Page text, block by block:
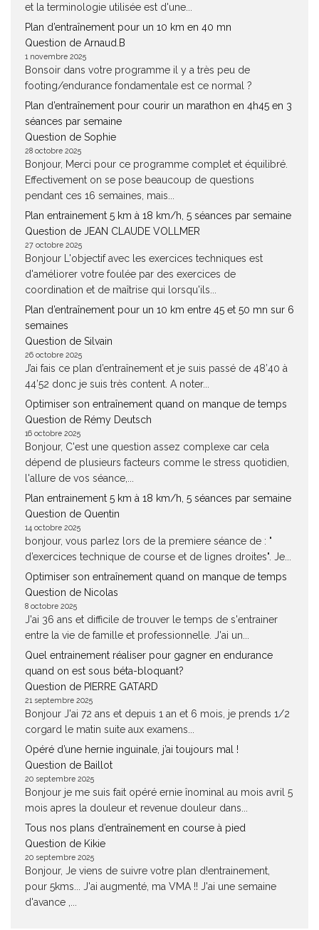
et la terminologie utilisée est d'une...
Plan d’entraînement pour un 10 km en 40 mn
Question de Arnaud.B
1 novembre 2025
Bonsoir dans votre programme il y a très peu de
footing/endurance fondamentale est ce normal ?
Plan d’entraînement pour courir un marathon en 4h45 en 3
séances par semaine
Question de Sophie
28 octobre 2025
Bonjour, Merci pour ce programme complet et équilibré.
Effectivement on se pose beaucoup de questions
pendant ces 16 semaines, mais...
Plan entrainement 5 km à 18 km/h, 5 séances par semaine
Question de JEAN CLAUDE VOLLMER
27 octobre 2025
Bonjour L'objectif avec les exercices techniques est
d'améliorer votre foulée par des exercices de
coordination et de maîtrise qui lorsqu'ils...
Plan d’entraînement pour un 10 km entre 45 et 50 mn sur 6
semaines
Question de Silvain
26 octobre 2025
J’ai fais ce plan d’entraînement et je suis passé de 48’40 à
44’52 donc je suis très content. A noter...
Optimiser son entraînement quand on manque de temps
Question de Rémy Deutsch
16 octobre 2025
Bonjour, C'est une question assez complexe car cela
dépend de plusieurs facteurs comme le stress quotidien,
l'allure de vos séance,...
Plan entrainement 5 km à 18 km/h, 5 séances par semaine
Question de Quentin
14 octobre 2025
bonjour, vous parlez lors de la premiere séance de : "
d’exercices technique de course et de lignes droites". Je...
Optimiser son entraînement quand on manque de temps
Question de Nicolas
8 octobre 2025
J'ai 36 ans et difficile de trouver le temps de s'entrainer
entre la vie de famille et professionnelle. J'ai un...
Quel entrainement réaliser pour gagner en endurance
quand on est sous béta-bloquant?
Question de PIERRE GATARD
21 septembre 2025
Bonjour J'ai 72 ans et depuis 1 an et 6 mois, je prends 1/2
corgard le matin suite aux examens...
Opéré d’une hernie inguinale, j’ai toujours mal !
Question de Baillot
20 septembre 2025
Bonjour je me suis fait opéré ernie înominal au mois avril 5
mois apres la douleur et revenue douleur dans...
Tous nos plans d’entraînement en course à pied
Question de Kikie
20 septembre 2025
Bonjour, Je viens de suivre votre plan d!entrainement,
pour 5kms... J'ai augmenté, ma VMA !! J'ai une semaine
d'avance ,...